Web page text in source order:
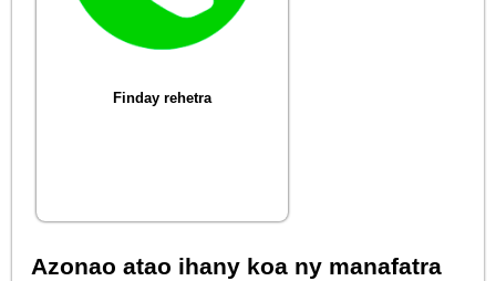
Finday rehetra
Azonao atao ihany koa ny manafatra